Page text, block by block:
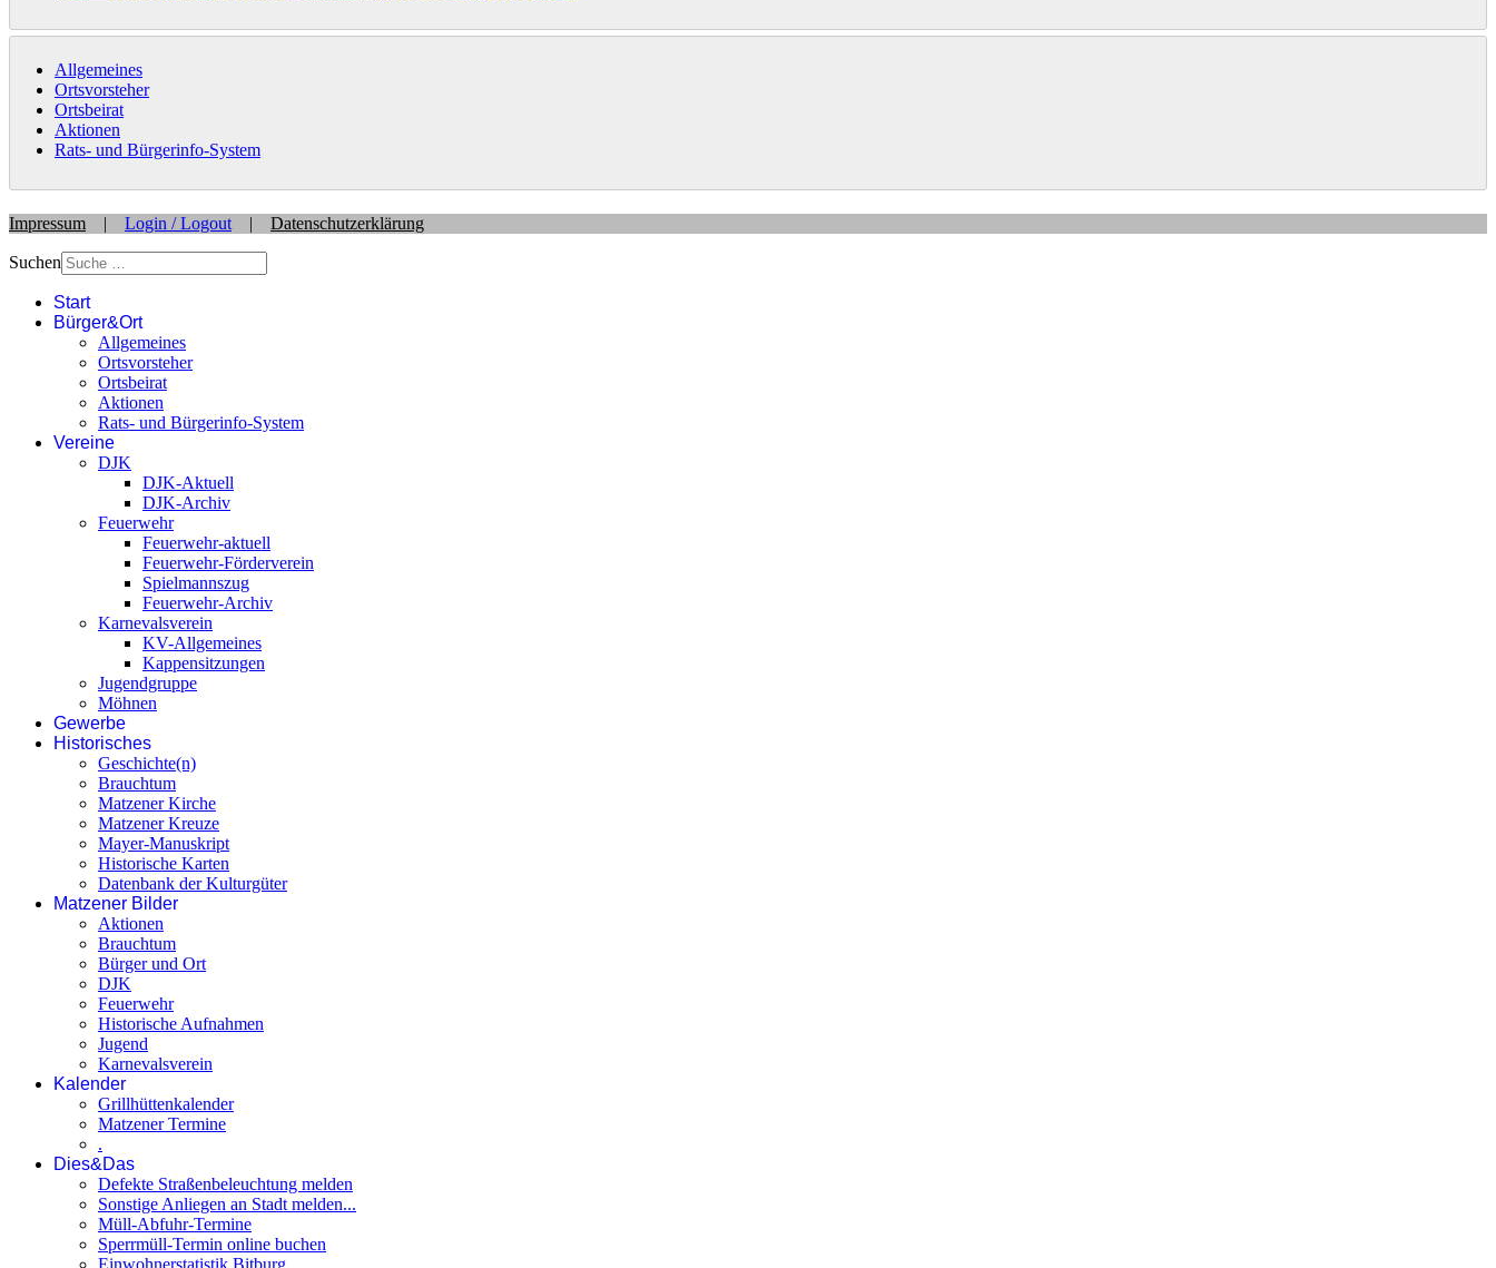
Allgemeines
Ortsvorsteher
Ortsbeirat
Aktionen
Rats- und Bürgerinfo-System
Impressum | Login / Logout | Datenschutzerklärung
Suchen
Start
Bürger&Ort
Allgemeines
Ortsvorsteher
Ortsbeirat
Aktionen
Rats- und Bürgerinfo-System
Vereine
DJK
DJK-Aktuell
DJK-Archiv
Feuerwehr
Feuerwehr-aktuell
Feuerwehr-Förderverein
Spielmannszug
Feuerwehr-Archiv
Karnevalsverein
KV-Allgemeines
Kappensitzungen
Jugendgruppe
Möhnen
Gewerbe
Historisches
Geschichte(n)
Brauchtum
Matzener Kirche
Matzener Kreuze
Mayer-Manuskript
Historische Karten
Datenbank der Kulturgüter
Matzener Bilder
Aktionen
Brauchtum
Bürger und Ort
DJK
Feuerwehr
Historische Aufnahmen
Jugend
Karnevalsverein
Kalender
Grillhüttenkalender
Matzener Termine
.
Dies&Das
Defekte Straßenbeleuchtung melden
Sonstige Anliegen an Stadt melden...
Müll-Abfuhr-Termine
Sperrmüll-Termin online buchen
Einwohnerstatistik Bitburg